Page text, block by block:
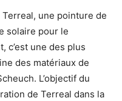
une pointure de
solaire pour le
c’est une des plus
des matériaux de
L’objectif du
de Terreal dans la